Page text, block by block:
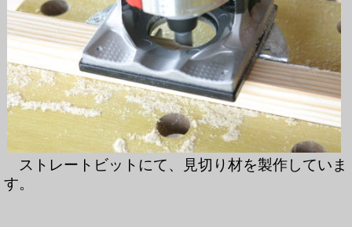
ストレートビットにて、見切り材を製作していま
す。